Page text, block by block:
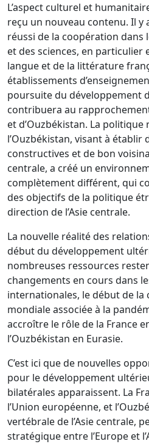
L’aspect culturel et
reçu un nouveau contenu. Il y
réussi de la coopération dans
et des sciences, en particulier
langue et de la littérature
établissements
poursuite du développement
contribuera au
et d’Ouzbékistan. La politique
l’Ouzbékistan, visant à établir
constructives et de bon
centrale, a créé un
complètement différent, qui
des objectifs de la politique
direction de l’Asie centrale.
La nouvelle réalité des
début du développement
nombreuses ressources
changements en cours dans
internationales, le début de la
mondiale associée à la
accroître le rôle de la France
l’Ouzbékistan en Eurasie.
C’est ici que de nouvelles
pour le développement
bilatérales apparaissent. La
l’Union européenne, et
vertébrale de l’Asie centrale,
stratégique entre l’Europe et